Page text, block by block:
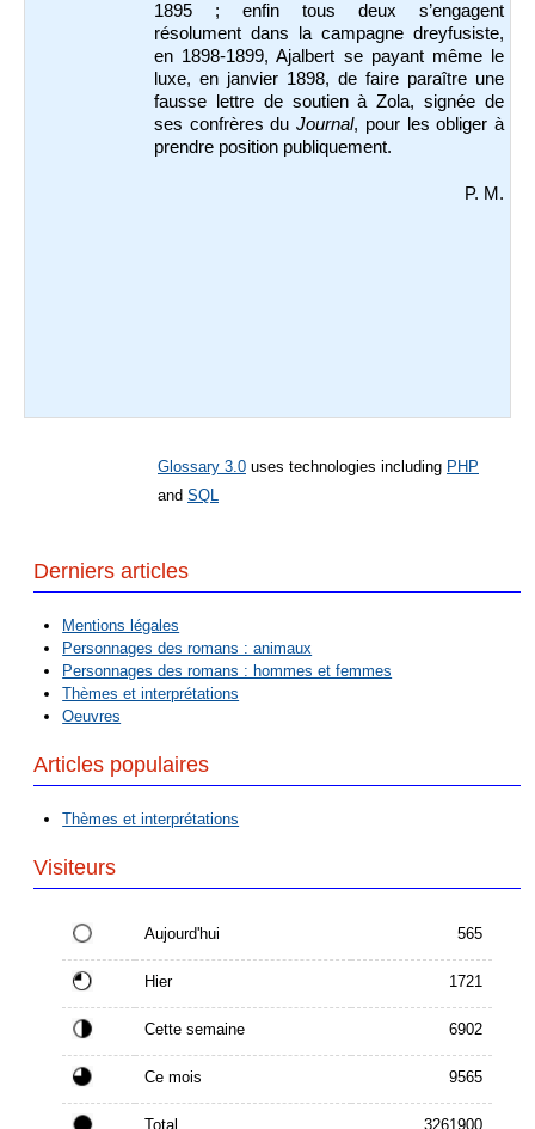
1895 ; enfin tous deux s’engagent
résolument dans la campagne dreyfusiste,
en 1898-1899, Ajalbert se payant même le
luxe, en janvier 1898, de faire paraître une
fausse lettre de soutien à Zola, signée de
ses confrères duJournal, pour les obliger à
prendre position publiquement.
P. M.
Glossary 3.0 uses technologies including PHP
and SQL
Derniers articles
Mentions légales
Personnages des romans : animaux
Personnages des romans : hommes et femmes
Thèmes et interprétations
Oeuvres
Articles populaires
Thèmes et interprétations
Visiteurs
Aujourd'hui 565
Hier 1721
Cette semaine 6902
Ce mois 9565
Total 3261900